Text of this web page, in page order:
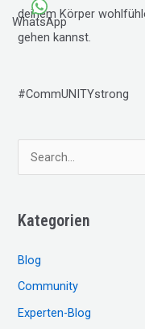
WhatsApp
deinem Körper
gehen kannst.
#CommUNITYstrong
u
h
n
n
a
Kategorien
Blog
Community
Experten-Blog